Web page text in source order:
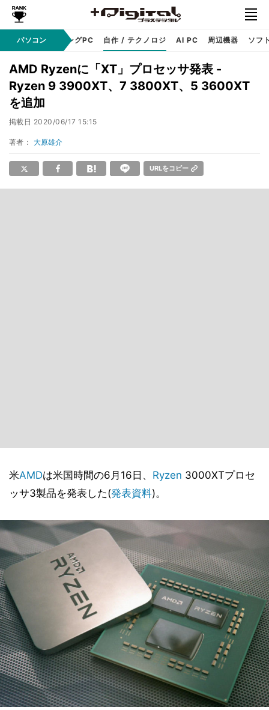
パソコン
PC本体 ゲーミングPC 自作 / テクノロジ AI PC 周辺機器 ソフ
AMD Ryzenに「XT」プロセッサ発表 -
Ryzen 9 3900XT、7 3800XT、5 3600XT
を追加
掲載日 2020/06/17 15:15
著者： 大原雄介
URLをコピー
米AMDは米国時間の6月16日、 Ryzen 3000XTプロセ
ッサ3製品を発表した(発表資料)。